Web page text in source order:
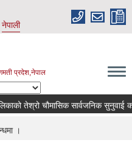
नेपाली
प्रदेश,नेपाल
तेश्रो चौमासिक सार्वजनिक सुनुवाई
।